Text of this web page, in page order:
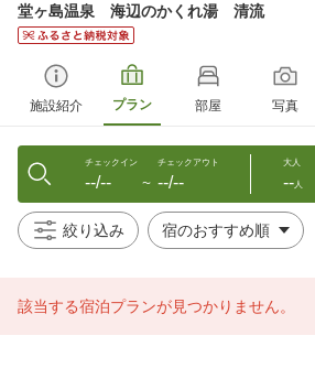
堂ヶ島温泉 海辺のかくれ湯 清流
施設紹介 プラン 部屋 写真
チェックイン
--/-- 〜
チェックアウト
--/--
大人
--人
絞り込み
該当する宿泊プランが見つかりません。